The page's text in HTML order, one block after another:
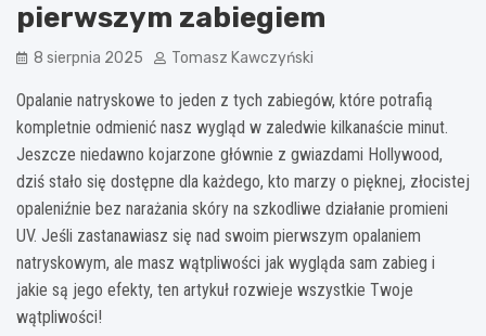
pierwszym zabiegiem
8 sierpnia 2025 Tomasz Kawczyński
Opalanie natryskowe to jeden z tych zabiegów, które potrafią
kompletnie odmienić nasz wygląd w zaledwie kilkanaście minut.
Jeszcze niedawno kojarzone głównie z gwiazdami Hollywood,
dziś stało się dostępne dla każdego, kto marzy o pięknej, złocistej
opaleniźnie bez narażania skóry na szkodliwe działanie promieni
UV. Jeśli zastanawiasz się nad swoim pierwszym opalaniem
natryskowym, ale masz wątpliwości jak wygląda sam zabieg i
jakie są jego efekty, ten artykuł rozwieje wszystkie Twoje
wątpliwości!